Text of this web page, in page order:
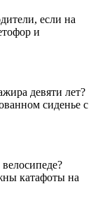
если на
и
девяти лет?
сиденье с
катафоты на